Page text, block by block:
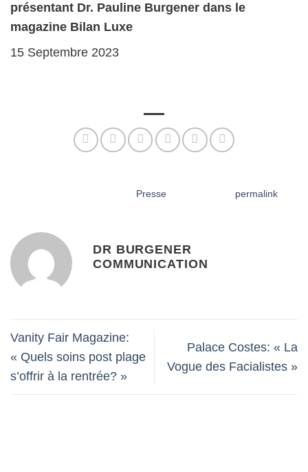
présentant Dr. Pauline Burgener dans le
magazine Bilan Luxe
15 Septembre 2023
DR BURGENER
COMMUNICATION
Vanity Fair Magazine:
« Quels soins post plage
s’offrir à la rentrée? »
Palace Costes: « La
Vogue des Facialistes »